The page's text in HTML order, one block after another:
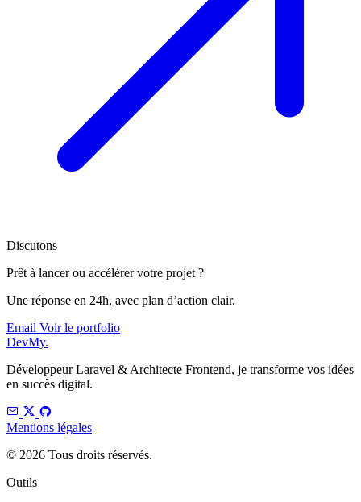
Discutons
Prêt à lancer ou accélérer votre projet ?
Une réponse en 24h, avec plan d’action clair.
Email Voir le portfolio
DevMy.
Développeur Laravel & Architecte Frontend, je transforme vos idées
en succès digital.
Mentions légales
© 2026 Tous droits réservés.
Outils